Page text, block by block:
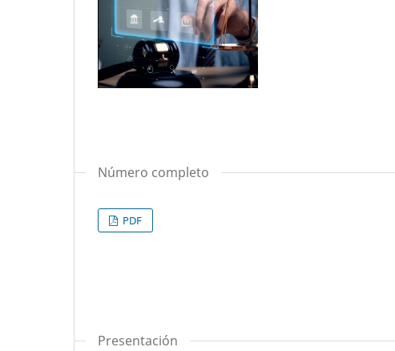
Número completo
PDF
Presentación